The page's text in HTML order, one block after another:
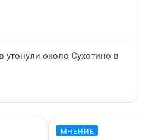
утонули около Сухотино в
МНЕНИЕ